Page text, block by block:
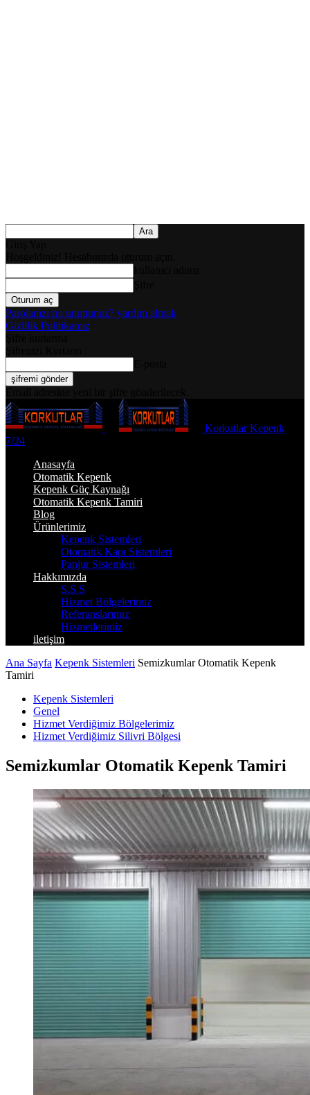
Parolanızı mı unuttunuz? yardım almak
Gizlilik Politikamız
Korkutlar Kepenk
7/24
Anasayfa
Otomatik Kepenk
Kepenk Güç Kaynağı
Otomatik Kepenk Tamiri
Blog
Ürünlerimiz
Kepenk Sistemleri
Otomatik Kapı Sistemleri
Panjur Sistemleri
Hakkımızda
S.S.S
Hizmet Bölgelerimiz
Referanslarımız
Hizmetlerimiz
iletişim
Ana Sayfa Kepenk Sistemleri Semizkumlar Otomatik Kepenk
Tamiri
Kepenk Sistemleri
Genel
Hizmet Verdiğimiz Bölgelerimiz
Hizmet Verdiğimiz Silivri Bölgesi
Semizkumlar Otomatik Kepenk Tamiri